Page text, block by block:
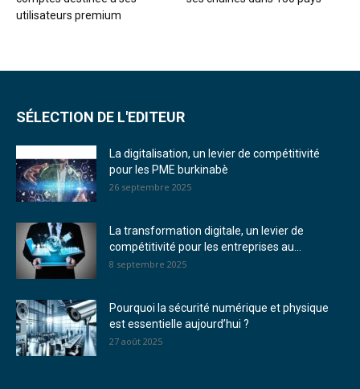
utilisateurs premium
SÉLECTION DE L'EDITEUR
La digitalisation, un levier de compétitivité
pour les PME burkinabè
26 septembre 2025
La transformation digitale, un levier de
compétitivité pour les entreprises au...
8 septembre 2025
Pourquoi la sécurité numérique et physique
est essentielle aujourd’hui ?
27 août 2025